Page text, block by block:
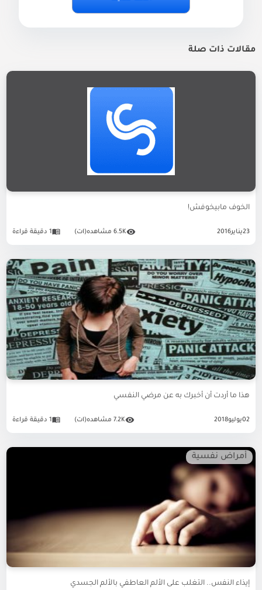
مقالات ذات صلة
الخوف مابيخوفش!
23يناير2016 6.5K مشاهده(ات) 1 دقيقة قراءة
هذا ما أردت أن أخبرك به عن مرضي النفسي
02يوليو2018 7.2K مشاهده(ات) 1 دقيقة قراءة
أمراض نفسية
إيذاء النفس.. التغلب على الألم العاطفي بالألم الجسدي